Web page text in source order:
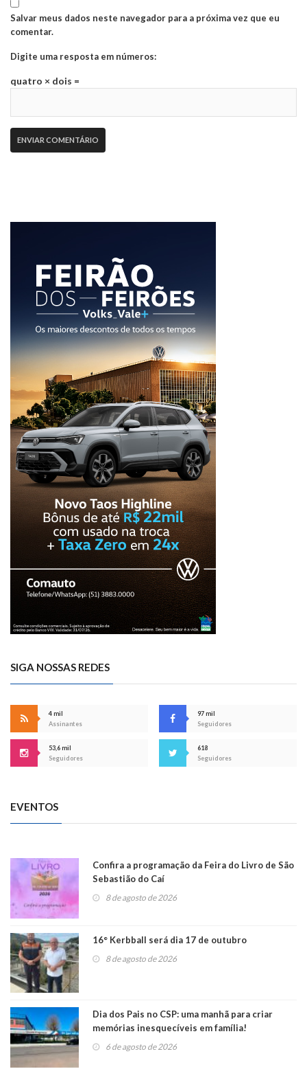
Salvar meus dados neste navegador para a próxima vez que eu
comentar.
Digite uma resposta em números:
quatro × dois =
SIGA NOSSAS REDES
4 mil
Assinantes
97 mil
Seguidores
53,6 mil
Seguidores
618
Seguidores
EVENTOS
Confira a programação da Feira do Livro de São
Sebastião do Caí
8 de agosto de 2026
16° Kerbball será dia 17 de outubro
8 de agosto de 2026
Dia dos Pais no CSP: uma manhã para criar
memórias inesquecíveis em família!
6 de agosto de 2026